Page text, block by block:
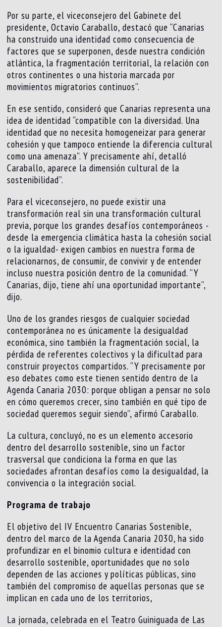
Por su parte, el viceconsejero del Gabinete del
presidente, Octavio Caraballo, destacó que “Canarias
ha construido una identidad como consecuencia de
factores que se superponen, desde nuestra condición
atlántica, la fragmentación territorial, la relación con
otros continentes o una historia marcada por
movimientos migratorios continuos”.
En ese sentido, consideró que Canarias representa una
idea de identidad “compatible con la diversidad. Una
identidad que no necesita homogeneizar para generar
cohesión y que tampoco entiende la diferencia cultural
como una amenaza”. Y precisamente ahí, detalló
Caraballo, aparece la dimensión cultural de la
sostenibilidad”.
Para el viceconsejero, no puede existir una
transformación real sin una transformación cultural
previa, porque los grandes desafíos contemporáneos -
desde la emergencia climática hasta la cohesión social
o la igualdad- exigen cambios en nuestra forma de
relacionarnos, de consumir, de convivir y de entender
incluso nuestra posición dentro de la comunidad. “Y
Canarias, dijo, tiene ahí una oportunidad importante”,
dijo.
Uno de los grandes riesgos de cualquier sociedad
contemporánea no es únicamente la desigualdad
económica, sino también la fragmentación social, la
pérdida de referentes colectivos y la dificultad para
construir proyectos compartidos. “Y precisamente por
eso debates como este tienen sentido dentro de la
Agenda Canaria 2030: porque obligan a pensar no solo
en cómo queremos crecer, sino también en qué tipo de
sociedad queremos seguir siendo”, afirmó Caraballo.
La cultura, concluyó, no es un elemento accesorio
dentro del desarrollo sostenible, sino un factor
trasversal que condiciona la forma en que las
sociedades afrontan desafíos como la desigualdad, la
convivencia o la integración social.
Programa de trabajo
El objetivo del IV Encuentro Canarias Sostenible,
dentro del marco de la Agenda Canaria 2030, ha sido
profundizar en el binomio cultura e identidad con
desarrollo sostenible, oportunidades que no solo
dependen de las acciones y políticas públicas, sino
también del compromiso de aquellas personas que se
implican en cada uno de los territorios,
La jornada, celebrada en el Teatro Guiniguada de Las